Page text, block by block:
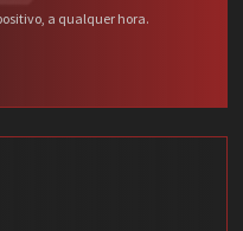
a qualquer hora.